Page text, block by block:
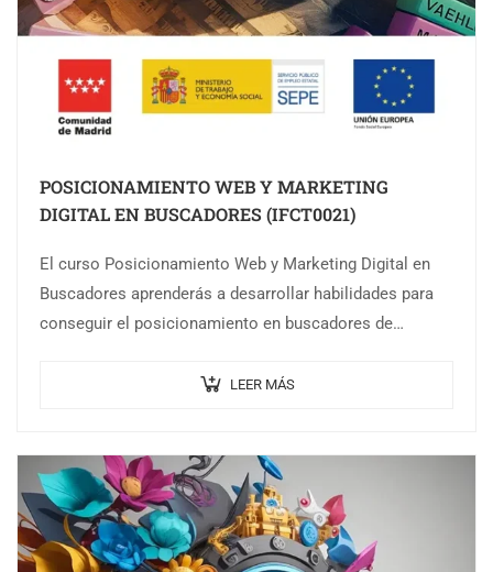
POSICIONAMIENTO WEB Y MARKETING
DIGITAL EN BUSCADORES (IFCT0021)
El curso Posicionamiento Web y Marketing Digital en
Buscadores aprenderás a desarrollar habilidades para
conseguir el posicionamiento en buscadores de
LEER MÁS